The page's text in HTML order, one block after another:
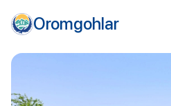
Oromgohlar